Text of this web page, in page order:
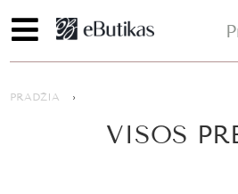
PRADŽIA ›
VISOS